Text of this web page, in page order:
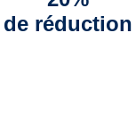
de réduction